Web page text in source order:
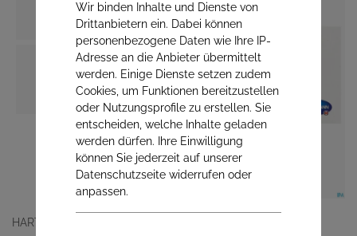
HARTMANN PAUL GMBH
Wir binden Inhalte und Dienste von
Drittanbietern ein. Dabei können
personenbezogene Daten wie Ihre IP-
Adresse an die Anbieter übermittelt
werden. Einige Dienste setzen zudem
Cookies, um Funktionen bereitzustellen
oder Nutzungsprofile zu erstellen. Sie
entscheiden, welche Inhalte geladen
werden dürfen. Ihre Einwilligung
können Sie jederzeit auf unserer
Datenschutzseite widerrufen oder
anpassen.